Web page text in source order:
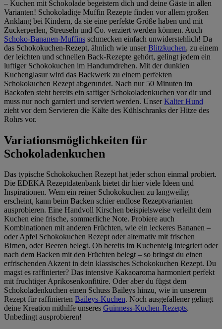
– Kuchen mit Schokolade begeistern dich und deine Gäste in allen
Varianten! Schokoladige Muffin Rezepte finden vor allem großen
Anklang bei Kindern, da sie eine perfekte Größe haben und mit
Zuckerperlen, Streuseln und Co. verziert werden können. Auch
Schoko-Bananen-Muffins schmecken einfach unwiderstehlich! Da
das Schokokuchen-Rezept, ähnlich wie unserBlitzkuchen, zu einem
der leichten und schnellen Back-Rezepte gehört, gelingt jedem ein
luftiger Schokokuchen im Handumdrehen. Mit der dunklen
Kuchenglasur wird das Backwerk zu einem perfekten
Schokokuchen Rezept abgerundet. Nach nur 50 Minuten im
Backofen steht bereits ein saftiger Schokoladenkuchen vor dir und
muss nur noch garniert und serviert werden. UnserKalter Hund
zieht vor dem Servieren die Kälte des Kühlschranks der Hitze des
Rohrs vor.
Variationsmöglichkeiten für
Schokoladenkuchen
Das typische Schokokuchen Rezept hat jeder schon einmal probiert.
Die EDEKA Rezeptdatenbank bietet dir hier viele Ideen und
Inspirationen. Wem ein reiner Schokokuchen zu langweilig
erscheint, kann beim Backen schier endlose Rezeptvarianten
ausprobieren. Eine Handvoll Kirschen beispielsweise verleiht dem
Kuchen eine frische, sommerliche Note. Probiere auch
Kombinationen mit anderen Früchten, wie ein leckeres Bananen –
oder Apfel Schokokuchen Rezept oder alternativ mit frischen
Birnen, oder Beeren belegt. Ob bereits im Kuchenteig integriert oder
nach dem Backen mit den Früchten belegt – so bringst du einen
erfrischenden Akzent in dein klassisches Schokokuchen Rezept. Du
magst es raffinierter? Das intensive Kakaoaroma harmoniert perfekt
mit fruchtiger Aprikosenkonfitüre. Oder aber du fügst dem
Schokoladenkuchen einen Schuss Baileys hinzu, wie in unserem
Rezept für raffinierten Baileys-Kuchen. Noch ausgefallener gelingt
deine Kreation mithilfe unseres Guinness-Kuchen-Rezepts.
Unbedingt ausprobieren!